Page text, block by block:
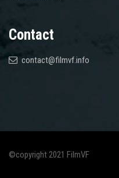
Contact
contact@filmvf.info
©copyright 2021 FilmVF